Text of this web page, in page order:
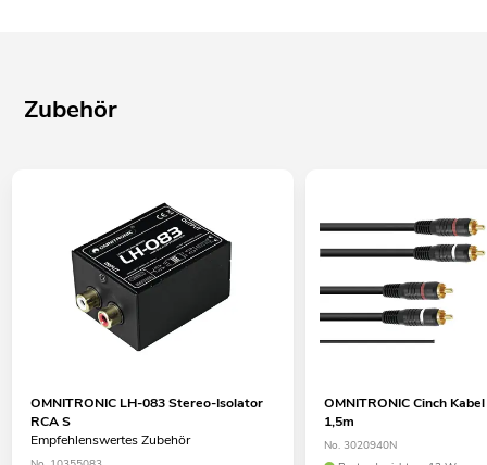
Zubehör
OMNITRONIC LH-083 Stereo-Isolator
RCA S
Empfehlenswertes Zubehör
OMNITRONIC Cinch
1,5m
No. 3020940N